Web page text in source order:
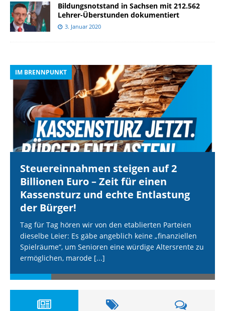
Bildungsnotstand in Sachsen mit 212.562
Lehrer-Überstunden dokumentiert
3. Januar 2020
IM BRENNPUNKT
Steuereinnahmen steigen auf 2
Billionen Euro – Zeit für einen
Kassensturz und echte Entlastung
der Bürger!
Tag für Tag hören wir von den etablierten Parteien
dieselbe Leier: Es gäbe angeblich keine „finanziellen
Spielräume“, um Senioren eine würdige Altersrente zu
ermöglichen, marode [...]